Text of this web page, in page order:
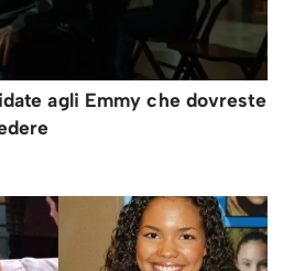
agli Emmy che dovreste